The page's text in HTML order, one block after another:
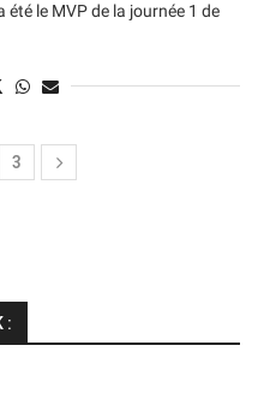
été le MVP de la journée 1 de
3
: